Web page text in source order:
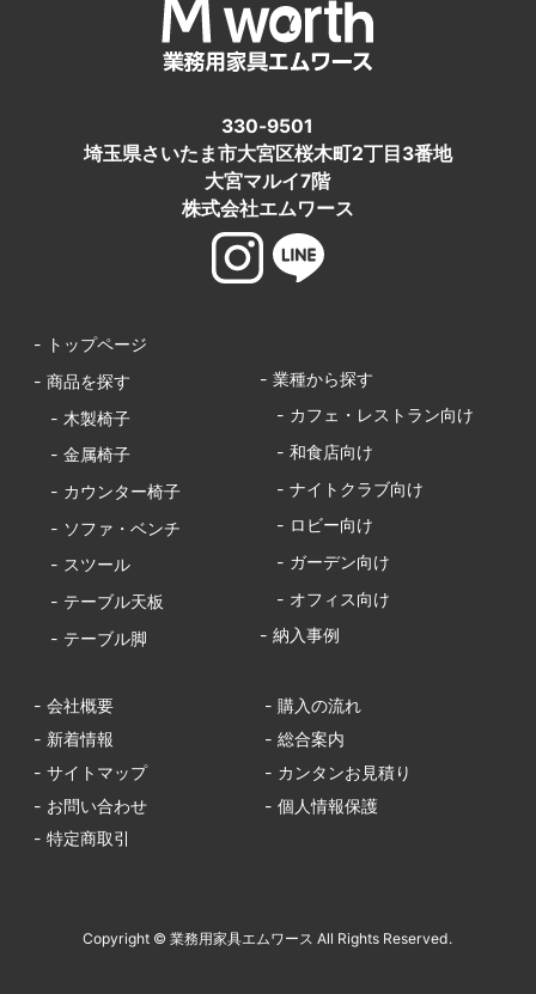
330-9501
埼玉県さいたま市大宮区桜木町2丁目3番地
大宮マルイ7階
株式会社エムワース
- トップページ
- 商品を探す
- 木製椅子
- 金属椅子
- カウンター椅子
- ソファ・ベンチ
- スツール
- テーブル天板
- テーブル脚
- 業種から探す
- カフェ・レストラン向け
- 和食店向け
- ナイトクラブ向け
- ロビー向け
- ガーデン向け
- オフィス向け
- 納入事例
- 会社概要
- 購入の流れ
- 新着情報
- 総合案内
- サイトマップ
- カンタンお見積り
- お問い合わせ
- 個人情報保護
- 特定商取引
Copyright © 業務用家具エムワース All Rights Reserved.